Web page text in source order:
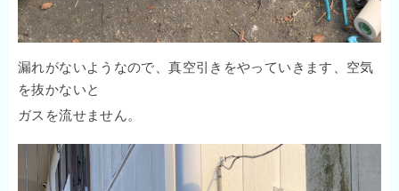
漏れがないようなので、真空引きをやっていきます、空気
を抜かないと
ガスを流せません。